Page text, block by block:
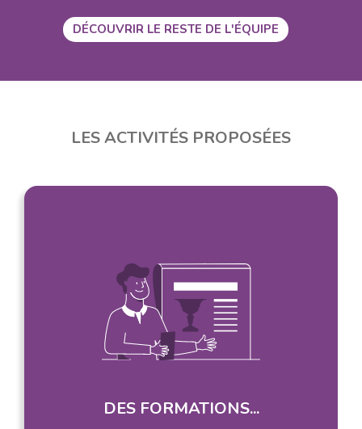
DÉCOUVRIR LE RESTE DE L'ÉQUIPE
LES ACTIVITÉS PROPOSÉES
DES FORMATIONS...